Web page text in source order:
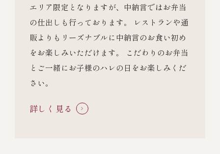
エリア限定となりますが、中納言ではお弁当
の仕出しも行っております。 レストランや通
販よりもリーズナブルに中納言のお食い初め
をお楽しみいただけます。 こだわりのお弁当
とご一緒にお子様のハレの日をお楽しみくだ
さい。
詳しく見る